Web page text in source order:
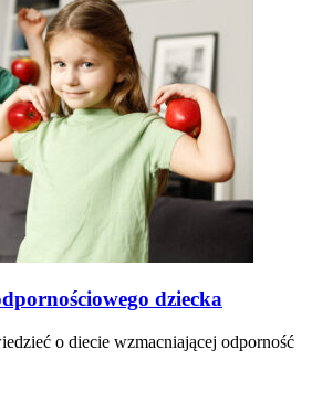
dziecka
o diecie wzmacniającej odporność